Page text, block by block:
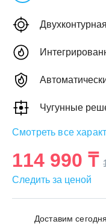
на товары
упаковки
к выбору
Чугунные
Смотреть все
114 990 ₸
Следить за ценой
Доставим